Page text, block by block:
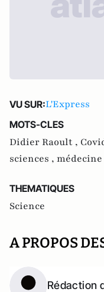
VU SUR:L'Express
MOTS-CLES
Didier Raoult ,
sciences , médecine
THEMATIQUES
Science
A PROPOS
Rédaction